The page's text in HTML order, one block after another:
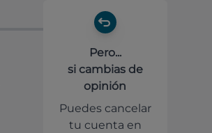
Pero...
si cambias de
opinión
Puedes cancelar
tu cuenta en